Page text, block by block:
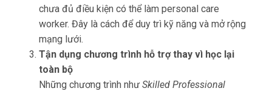
chưa đủ điều kiện có thể làm personal care
worker. Đây là cách để duy trì kỹ năng và mở rộng
mạng lưới.
Tận dụng chương trình hỗ trợ thay vì học lại
toàn bộ
Những chương trình nhưSkilled Professional